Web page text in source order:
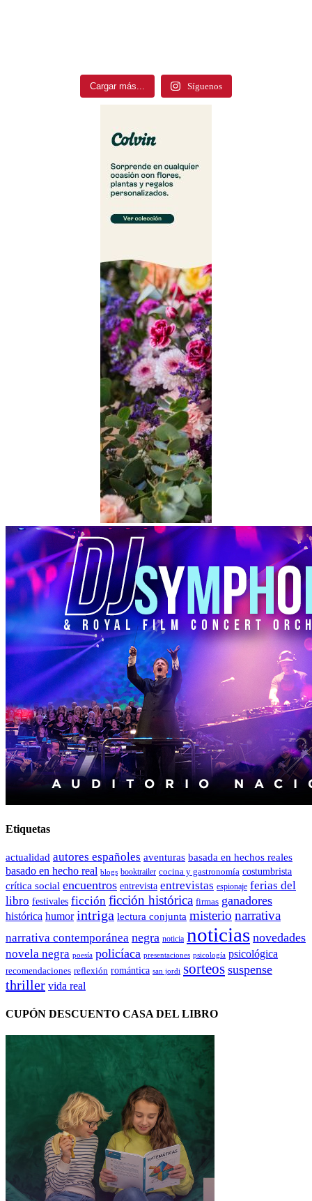
Cargar más... Síguenos
Etiquetas
actualidad autores españoles aventuras basada en hechos reales
basado en hecho real blogs booktrailer cocina y gastronomía costumbrista
crítica social encuentros entrevista entrevistas espionaje ferias del
libro festivales ficción ficción histórica firmas ganadores
histórica humor intriga lectura conjunta misterio narrativa
narrativa contemporánea negra noticia noticias novedades
novela negra poesía policíaca presentaciones psicología psicológica
recomendaciones reflexión romántica san jordi sorteos suspense
thriller vida real
CUPÓN DESCUENTO CASA DEL LIBRO